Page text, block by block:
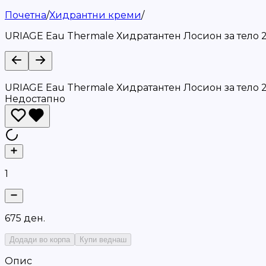
Почетна/Хидрантни креми/
URIAGE Eau Thermale Хидратантен Лосион за тело
URIAGE Eau Thermale Хидратантен Лосион за тело
Недостапно
1
675 ден.
Додади во корпа Купи веднаш
Опис